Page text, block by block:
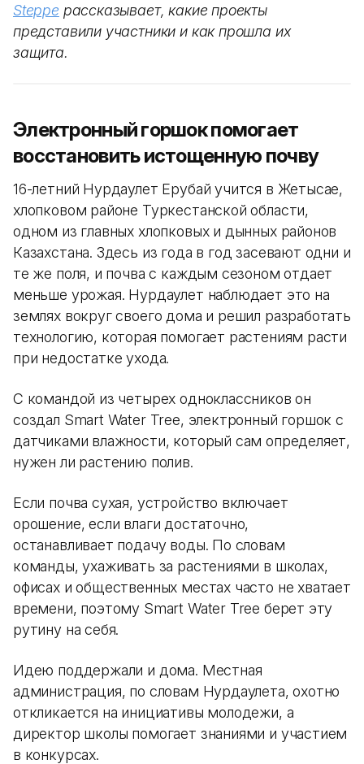
Steppe рассказывает, какие проекты
представили участники и как прошла их
защита.
Электронный горшок помогает
восстановить истощенную почву
16-летний Нурдаулет Ерубай учится в Жетысае,
хлопковом районе Туркестанской области,
одном из главных хлопковых и дынных районов
Казахстана. Здесь из года в год засевают одни и
те же поля, и почва с каждым сезоном отдает
меньше урожая. Нурдаулет наблюдает это на
землях вокруг своего дома и решил разработать
технологию, которая помогает растениям расти
при недостатке ухода.
С командой из четырех одноклассников он
создал Smart Water Tree, электронный горшок с
датчиками влажности, который сам определяет,
нужен ли растению полив.
Если почва сухая, устройство включает
орошение, если влаги достаточно,
останавливает подачу воды. По словам
команды, ухаживать за растениями в школах,
офисах и общественных местах часто не хватает
времени, поэтому Smart Water Tree берет эту
рутину на себя.
Идею поддержали и дома. Местная
администрация, по словам Нурдаулета, охотно
откликается на инициативы молодежи, а
директор школы помогает знаниями и участием
в конкурсах.